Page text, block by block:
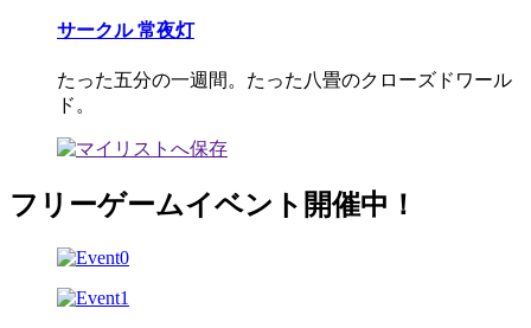
サークル 常夜灯
たった五分の一週間。たった八畳のクローズドワール
ド。
フリーゲームイベント開催中！